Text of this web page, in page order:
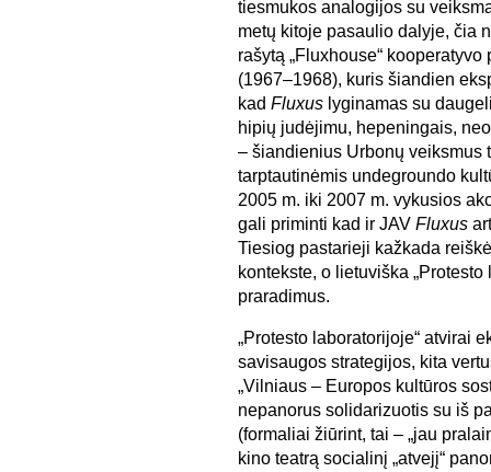
tiesmukos analogijos su
metų kitoje pasaulio dalyje, čia
rašytą „Fluxhouse“
(1967–1968), kuris šiandien
kad Fluxus lyginamas su
hipių judėjimu, hepeningais,
– šiandienius Urbonų veiksmus
tarptautinėmis undegroundo
2005 m. iki 2007 m. vykusios
gali priminti kad ir JAV Fluxus
Tiesiog pastarieji kažkada
kontekste, o lietuviška
praradimus.
„Protesto laboratorijoje“ atvirai
savisaugos strategijos, kita
„Vilniaus – Europos kultūros
nepanorus solidarizuotis su iš
(formaliai žiūrint, tai – „jau
kino teatrą socialinį „atvejį“